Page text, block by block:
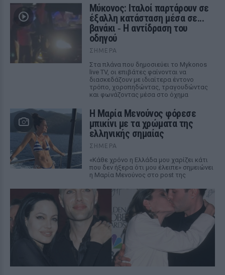
Μύκονος: Ιταλοί παρτάρουν σε
έξαλλη κατάσταση μέσα σε...
βανάκι ‑ Η αντίδραση του
οδηγού
ΣΉΜΕΡΑ
Στα πλάνα που δημοσιεύει το Mykonos
live TV, οι επιβάτες φαίνονται να
διασκεδάζουν με ιδιαίτερα έντονο
τρόπο, χοροπηδώντας, τραγουδώντας
και φωνάζοντας μέσα στο όχημα
Η Μαρία Μενούνος φόρεσε
μπικίνι με τα χρώματα της
ελληνικής σημαίας
ΣΉΜΕΡΑ
«Κάθε χρόνο η Ελλάδα μου χαρίζει κάτι
που δεν ήξερα ότι μου έλειπε» σημειώνει
η Μαρία Μενούνος στο post της